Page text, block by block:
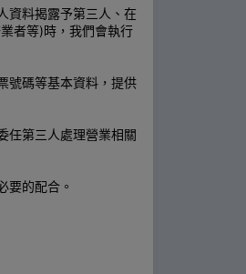
資料揭露予第三人、在
者等)時，我們會執行
號碼等基本資料，提供
任第三人處理營業相關
要的配合。